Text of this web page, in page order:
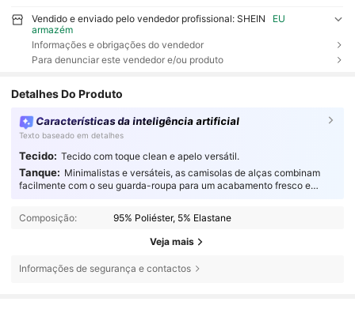
Vendido e enviado pelo vendedor profissional: SHEIN
EU
armazém
Informações e obrigações do vendedor
Para denunciar este vendedor e/ou produto
Detalhes Do Produto
Características da inteligência artificial
Texto baseado em detalhes
Tecido: Tecido com toque clean e apelo versátil.
Tanque: Minimalistas e versáteis, as camisolas de alças combinam
facilmente com o seu guarda-roupa para um acabamento fresco e
Composição:
95% Poliéster, 5% Elastane
Veja mais
Informações de segurança e contactos